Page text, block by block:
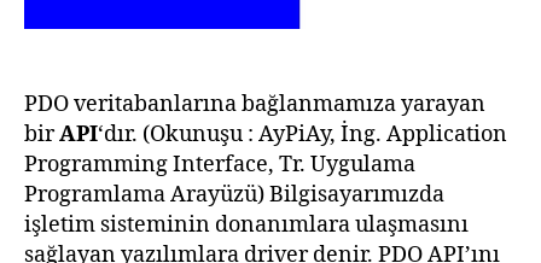
PDO veritabanlarına bağlanmamıza yarayan
birAPI‘dır. (Okunuşu : AyPiAy, İng. Application
Programming Interface, Tr. Uygulama
Programlama Arayüzü) Bilgisayarımızda
işletim sisteminin donanımlara ulaşmasını
sağlayan yazılımlara driver denir. PDO API’ını